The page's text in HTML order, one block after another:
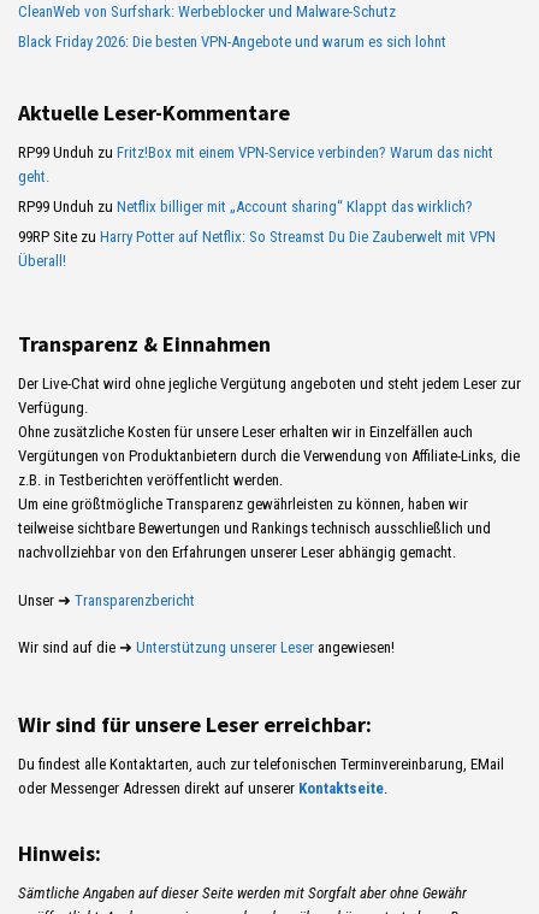
CleanWeb von Surfshark: Werbeblocker und Malware-Schutz
Black Friday 2026: Die besten VPN-Angebote und warum es sich lohnt
Aktuelle Leser-Kommentare
RP99 Unduh zu Fritz!Box mit einem VPN-Service verbinden? Warum das nicht
geht.
RP99 Unduh zu Netflix billiger mit „Account sharing“ Klappt das wirklich?
99RP Site zu Harry Potter auf Netflix: So Streamst Du Die Zauberwelt mit VPN
Überall!
Transparenz & Einnahmen
Der Live-Chat wird ohne jegliche Vergütung angeboten und steht jedem Leser zur
Verfügung.
Ohne zusätzliche Kosten für unsere Leser erhalten wir in Einzelfällen auch
Vergütungen von Produktanbietern durch die Verwendung von Affiliate-Links, die
z.B. in Testberichten veröffentlicht werden.
Um eine größtmögliche Transparenz gewährleisten zu können, haben wir
teilweise sichtbare Bewertungen und Rankings technisch ausschließlich und
nachvollziehbar von den Erfahrungen unserer Leser abhängig gemacht.
Unser ➜ Transparenzbericht
Wir sind auf die ➜ Unterstützung unserer Leser angewiesen!
Wir sind für unsere Leser erreichbar:
Du findest alle Kontaktarten, auch zur telefonischen Terminvereinbarung, EMail
oder Messenger Adressen direkt auf unserer Kontaktseite.
Hinweis:
Sämtliche Angaben auf dieser Seite werden mit Sorgfalt aber ohne Gewähr